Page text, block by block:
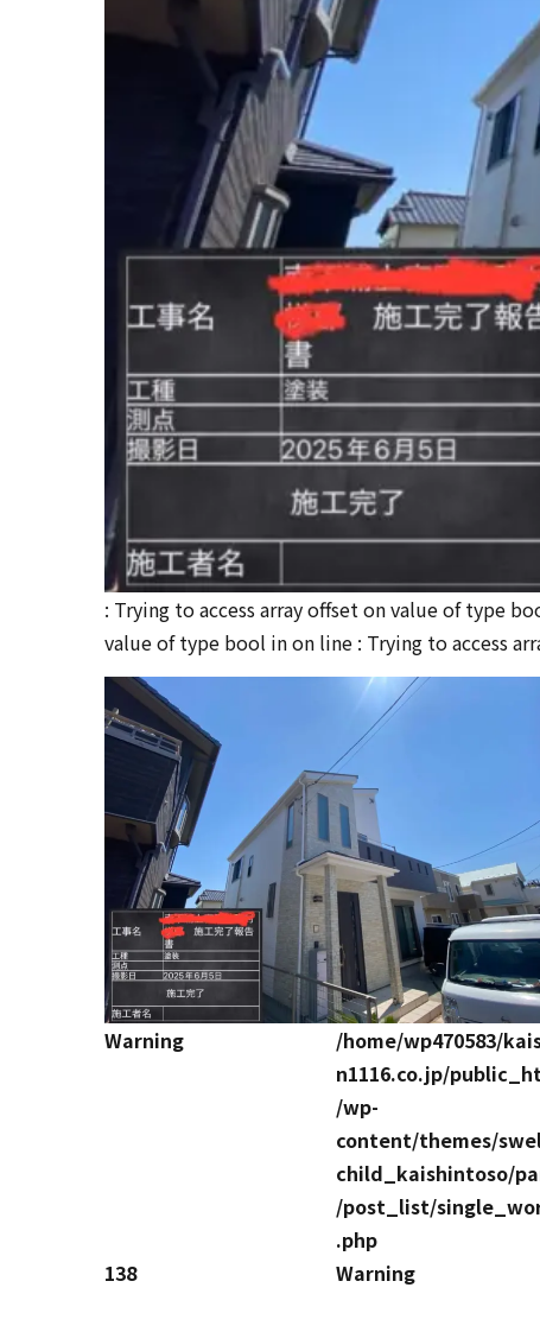
: Trying to access array offset on value of type
value of type bool inon line : Trying to access
Warning
/home/wp470583/
n1116.co.jp/
/wp-
content/themes/
child_kaishintoso/
/post_list/
.php
138
Warning